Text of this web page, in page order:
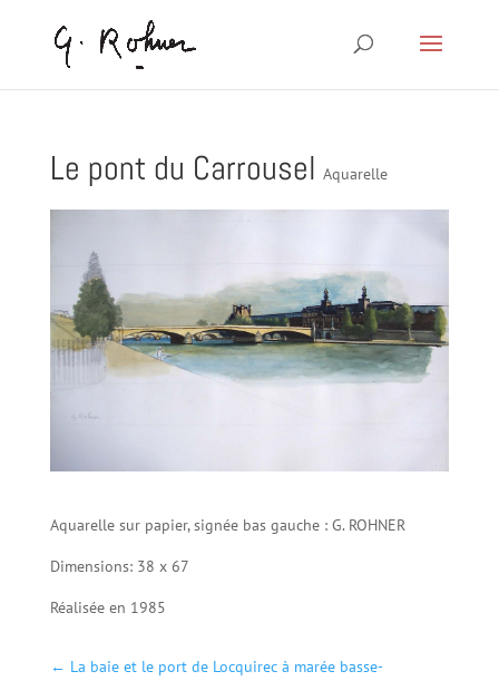
Le pont du Carrousel Aquarelle
Aquarelle sur papier, signée bas gauche : G. ROHNER
Dimensions: 38 x 67
Réalisée en 1985
← La baie et le port de Locquirec à marée basse-